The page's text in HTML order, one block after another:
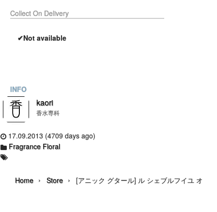
Collect On Delivery
✔Not available
INFO
kaori
香水専科
17.09.2013 (4709 days ago)
Fragrance Floral
Home › Store › [アニック グタール] ル シェブルフイユ オー